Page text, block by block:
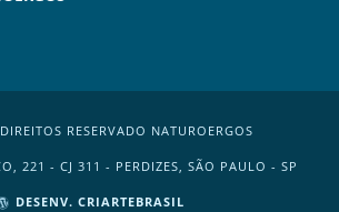
RESERVADO NATUROERGOS
221 - CJ 311 - PERDIZES, SÃO PAULO - SP
DESENV. CRIARTEBRASIL